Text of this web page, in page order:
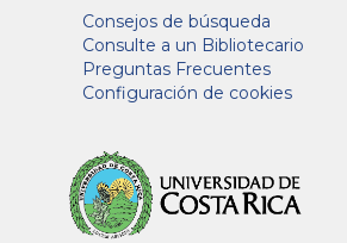
Consejos de búsqueda
Consulte a un Bibliotecario
Preguntas Frecuentes
Configuración de cookies